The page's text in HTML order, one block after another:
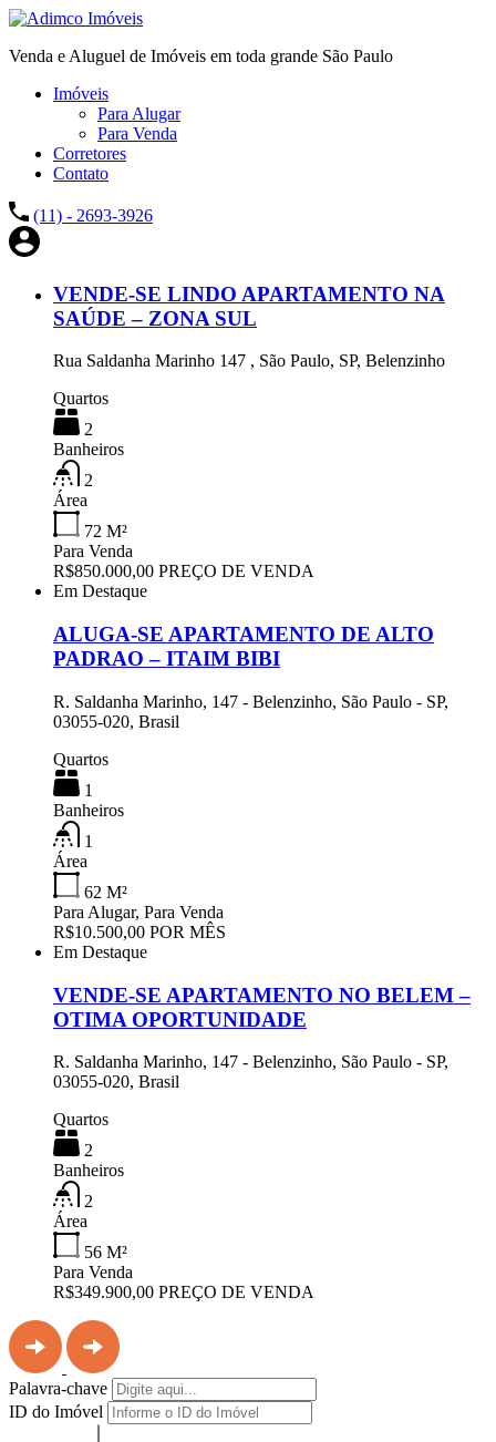
Venda e Aluguel de Imóveis em toda grande São Paulo
Imóveis
Para Alugar
Para Venda
Corretores
Contato
(11) - 2693-3926
VENDE-SE LINDO APARTAMENTO NA
SAÚDE – ZONA SUL
Rua Saldanha Marinho 147 , São Paulo, SP, Belenzinho
Quartos
2
Banheiros
2
Área
72 M²
Para Venda
R$850.000,00 PREÇO DE VENDA
Em Destaque
ALUGA-SE APARTAMENTO DE ALTO
PADRAO – ITAIM BIBI
R. Saldanha Marinho, 147 - Belenzinho, São Paulo - SP,
03055-020, Brasil
Quartos
1
Banheiros
1
Área
62 M²
Para Alugar, Para Venda
R$10.500,00 POR MÊS
Em Destaque
VENDE-SE APARTAMENTO NO BELEM –
OTIMA OPORTUNIDADE
R. Saldanha Marinho, 147 - Belenzinho, São Paulo - SP,
03055-020, Brasil
Quartos
2
Banheiros
2
Área
56 M²
Para Venda
R$349.900,00 PREÇO DE VENDA
Palavra-chave
ID do Imóvel